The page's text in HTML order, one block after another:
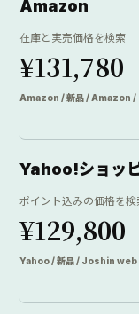
Amazon
在庫と実売価格を検索
¥131,780
Amazon / 新品 / Amazon
Yahoo!ショッ
ポイント込みの価格を検
¥129,800
Yahoo / 新品 / Joshin